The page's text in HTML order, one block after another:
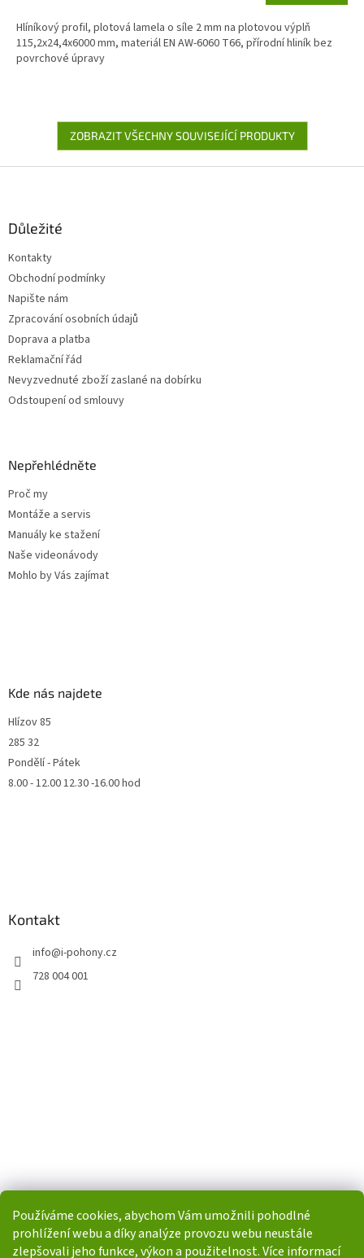
Používáme cookies, abychom Vám umožnili pohodlné
prohlížení webu a díky analýze provozu webu neustále
zlepšovali jeho funkce, výkon a použitelnost. Více informací
Hlíníkový profil, plotová lamela o síle 2 mm na plotovou výplň
115,2x24,4x6000 mm, materiál EN AW-6060 T66, přírodní hliník bez
povrchové úpravy
ZOBRAZIT VŠECHNY SOUVISEJÍCÍ PRODUKTY
Důležité
Kontakty
Obchodní podmínky
Napište nám
Zpracování osobních údajů
Doprava a platba
Reklamační řád
Nevyzvednuté zboží zaslané na dobírku
Odstoupení od smlouvy
Nepřehlédněte
Proč my
Montáže a servis
Manuály ke stažení
Naše videonávody
Mohlo by Vás zajímat
Kde nás najdete
Hlízov 85
285 32
Pondělí - Pátek
8.00 - 12.00 12.30 -16.00 hod
Kontakt
info@i-pohony.cz
728 004 001